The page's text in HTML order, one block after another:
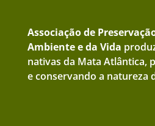
Associação de
Ambiente e da Vida
nativas da Mata Atlântica,
e conservando a natureza